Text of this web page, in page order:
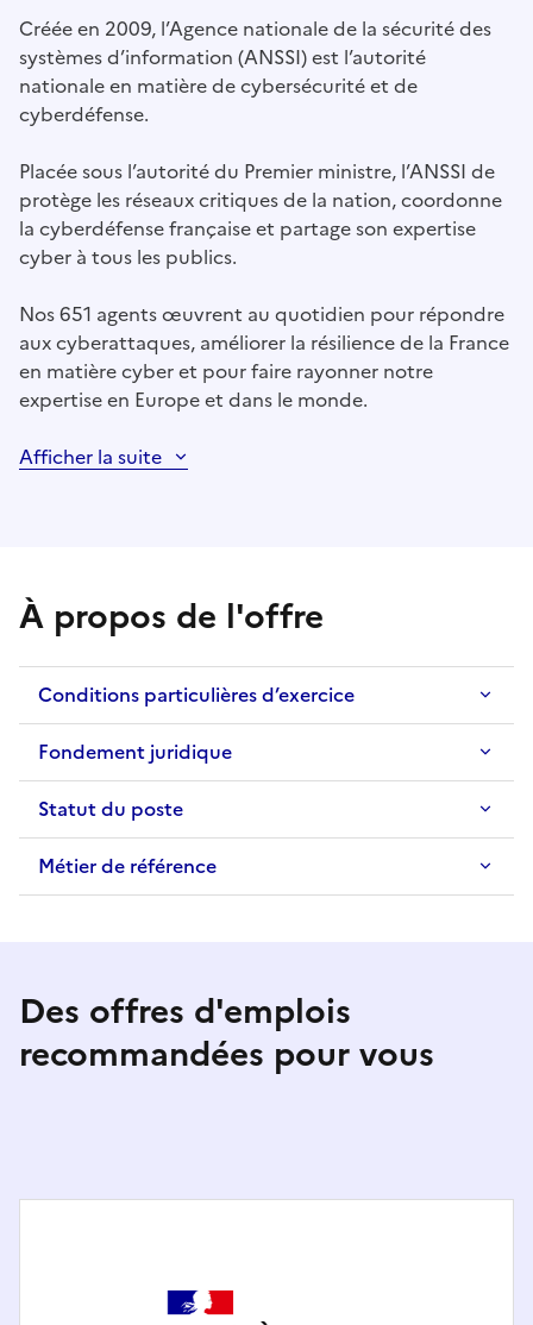
Créée en 2009, l’Agence nationale de la sécurité des
systèmes d’information (ANSSI) est l’autorité
nationale en matière de cybersécurité et de
cyberdéfense.
Placée sous l’autorité du Premier ministre, l’ANSSI de
protège les réseaux critiques de la nation, coordonne
la cyberdéfense française et partage son expertise
cyber à tous les publics.
Nos 651 agents œuvrent au quotidien pour répondre
aux cyberattaques, améliorer la résilience de la France
en matière cyber et pour faire rayonner notre
expertise en Europe et dans le monde.
Afficher la suite
À propos de l'offre
Conditions particulières d’exercice
Fondement juridique
Statut du poste
Métier de référence
Des offres d'emplois
recommandées pour vous